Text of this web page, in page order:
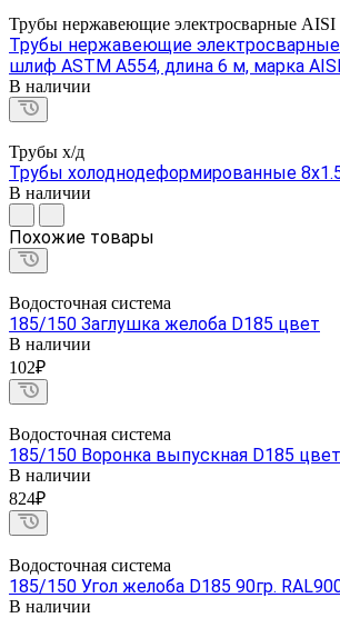
Трубы нержавеющие электросварные AISI
Трубы нержавеющие электросварные
шлиф ASTM A554, длина 6 м, марка
В наличии
Трубы х/д
Трубы холоднодеформированные
В наличии
Похожие товары
Водосточная система
185/150 Заглушка желоба D185 цвет
В наличии
102₽
Водосточная система
185/150 Воронка выпускная D185 цвет
В наличии
824₽
Водосточная система
185/150 Угол желоба D185 90гр.
В наличии